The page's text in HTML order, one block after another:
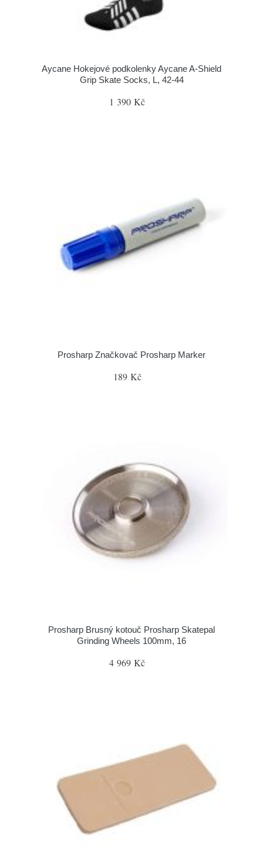
Aycane Hokejové podkolenky Aycane A-Shield
Grip Skate Socks, L, 42-44
1 390 Kč
Prosharp Značkovač Prosharp Marker
189 Kč
Prosharp Brusný kotouč Prosharp Skatepal
Grinding Wheels 100mm, 16
4 969 Kč